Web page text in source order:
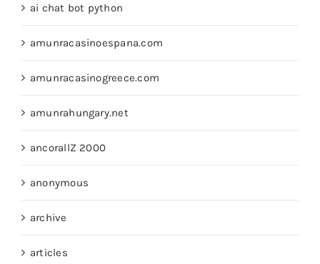
ai chat bot python
amunracasinoespana.com
amunracasinogreece.com
amunrahungary.net
ancorallZ 2000
anonymous
archive
articles